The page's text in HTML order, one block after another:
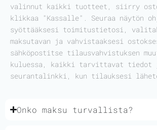
valinnut kaikki tuotteet, siirry
klikkaa "Kassalle". Seuraa näytön
syöttääksesi toimitustietosi,
maksutavan ja vahvistaaksesi
sähköpostitse tilausvahvistuksen
kuluessa, kaikki tarvittavat tiedot
seurantalinkki, kun tilauksesi
Onko maksu turvallista?